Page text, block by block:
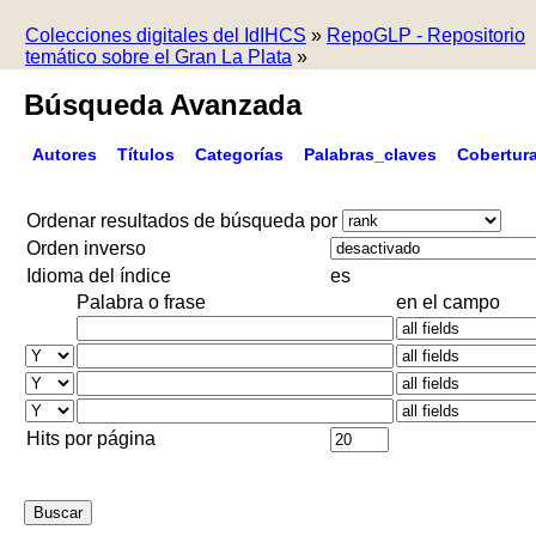
Colecciones digitales del IdIHCS » RepoGLP - Repositorio
temático sobre el Gran La Plata »
Búsqueda Avanzada
Autores Títulos Categorías Palabras_claves
Ordenar resultados de búsqueda por
Orden inverso
Idioma del índice
es
Palabra o frase
en el campo
Hits por página